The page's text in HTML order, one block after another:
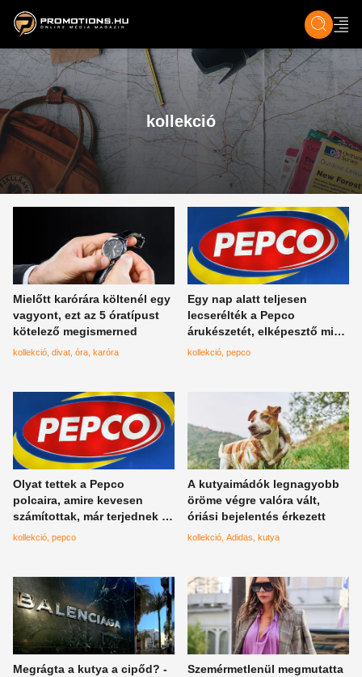
ZENE, FILM & KULT ÉLET TECH &
kollekció
Mielőtt karórára költenél egy
vagyont, ezt az 5 óratípust
kötelező megismerned
kollekció divat óra karóra
Egy nap alatt teljesen
lecserélték a Pepco
árukészetét, elképesztő mi
kerüt a polcokra a régi
kollekció pepco
Olyat tettek a Pepco
polcaira, amire kevesen
számítottak, már terjednek a
képek
kollekció pepco
A kutyaimádók legnagyobb
öröme végre valóra vált,
óriási bejelentés érkezett
kollekció Adidas kutya
Megrágta a kutya a cipőd? -
Szemérmetlenül megmutatta